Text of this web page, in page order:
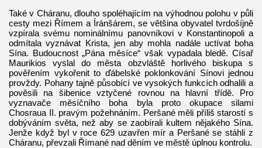
Také v Cháranu, dlouho spoléhajícím na výhodnou polohu v půli
cesty mezi Římem a Íránšárem, se většina obyvatel tvrdošíjně
vzpírala svému nominálnímu panovníkovi v Konstantinopoli a
odmítala vyznávat Krista, jen aby mohla nadále uctívat boha
Sína. Budoucnost „Pána měsíce“ však vypadala bledě. Císař
Maurikios vyslal do města obzvláště horlivého biskupa s
pověřením vykořenit to ďábelské poklonkování Sínovi jednou
provždy. Pohany tajně působící ve vysokých funkcích odhalili a
pověsili na šibenice vztyčené rovnou na hlavní třídě. Pro
vyznavače měsíčního boha byla proto okupace silami
Chosraua II. pravým požehnáním. Peršané měli příliš starostí s
dobýváním světa, než aby se zaobírali kultem nějakého Sína.
Jenže když byl v roce 629 uzavřen mír a Peršané se stáhli z
Cháranu, převzali Římané nad děním ve městě úplnou kontrolu.